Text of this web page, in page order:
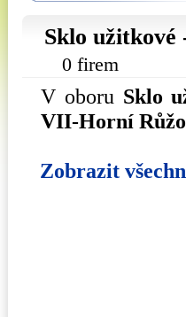
Sklo užitkové
0 firem
V oboru Sklo
VII-Horní
Zobrazit